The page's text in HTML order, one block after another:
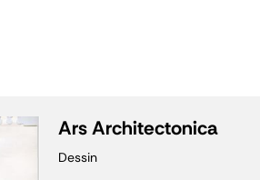
Ars Architectonica
Dessin